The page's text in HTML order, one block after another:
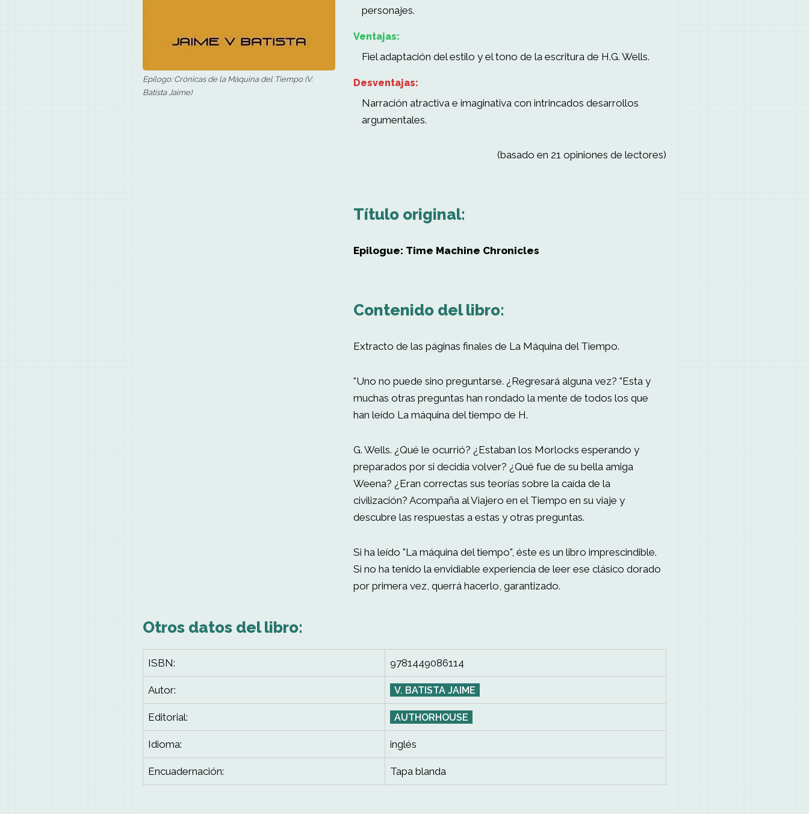
Epílogo: Crónicas de la Máquina del Tiempo (V.
Batista Jaime)
personajes.
Ventajas:
Fiel adaptación del estilo y el tono de la escritura de H.G. Wells.
Desventajas:
Narración atractiva e imaginativa con intrincados desarrollos
argumentales.
(basado en 21 opiniones de lectores)
Título original:
Epilogue: Time Machine Chronicles
Contenido del libro:
Extracto de las páginas finales de La Máquina del Tiempo.
"Uno no puede sino preguntarse. ¿Regresará alguna vez? "Esta y
muchas otras preguntas han rondado la mente de todos los que
han leído La máquina del tiempo de H.
G. Wells. ¿Qué le ocurrió? ¿Estaban los Morlocks esperando y
preparados por si decidía volver? ¿Qué fue de su bella amiga
Weena? ¿Eran correctas sus teorías sobre la caída de la
civilización? Acompaña al Viajero en el Tiempo en su viaje y
descubre las respuestas a estas y otras preguntas.
Si ha leído "La máquina del tiempo", éste es un libro imprescindible.
Si no ha tenido la envidiable experiencia de leer ese clásico dorado
por primera vez, querrá hacerlo, garantizado.
Otros datos del libro:
ISBN: 9781449086114
Autor: V. BATISTA JAIME
Editorial: AUTHORHOUSE
Idioma: inglés
Encuadernación: Tapa blanda